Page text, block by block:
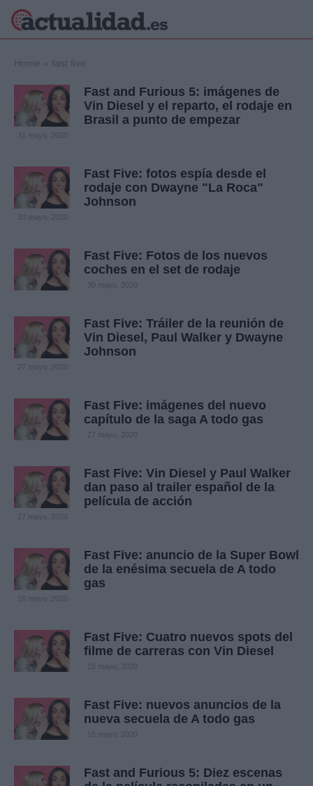
Política
Economía
Internacional
Viajes
Ciencia y
Deportes
Musica
Home » fast five
Fast and Furious 5: imágenes de
Vin Diesel y el reparto, el rodaje en
Brasil a punto de empezar
31 mayo, 2020
Fast Five: fotos espía desde el
rodaje con Dwayne "La Roca"
Johnson
30 mayo, 2020
Fast Five: Fotos de los nuevos
coches en el set de rodaje
30 mayo, 2020
Fast Five: Tráiler de la reunión de
Vin Diesel, Paul Walker y Dwayne
Johnson
27 mayo, 2020
Fast Five: imágenes del nuevo
capítulo de la saga A todo gas
27 mayo, 2020
Fast Five: Vin Diesel y Paul Walker
dan paso al trailer español de la
película de acción
27 mayo, 2020
Fast Five: anuncio de la Super Bowl
de la enésima secuela de A todo
gas
16 mayo, 2020
Fast Five: Cuatro nuevos spots del
filme de carreras con Vin Diesel
15 mayo, 2020
Fast Five: nuevos anuncios de la
nueva secuela de A todo gas
15 mayo, 2020
Fast and Furious 5: Diez escenas